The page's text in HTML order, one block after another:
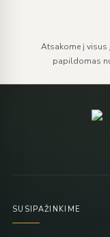
Atsakome į visus
papildomas
SUSIPAŽINKIME